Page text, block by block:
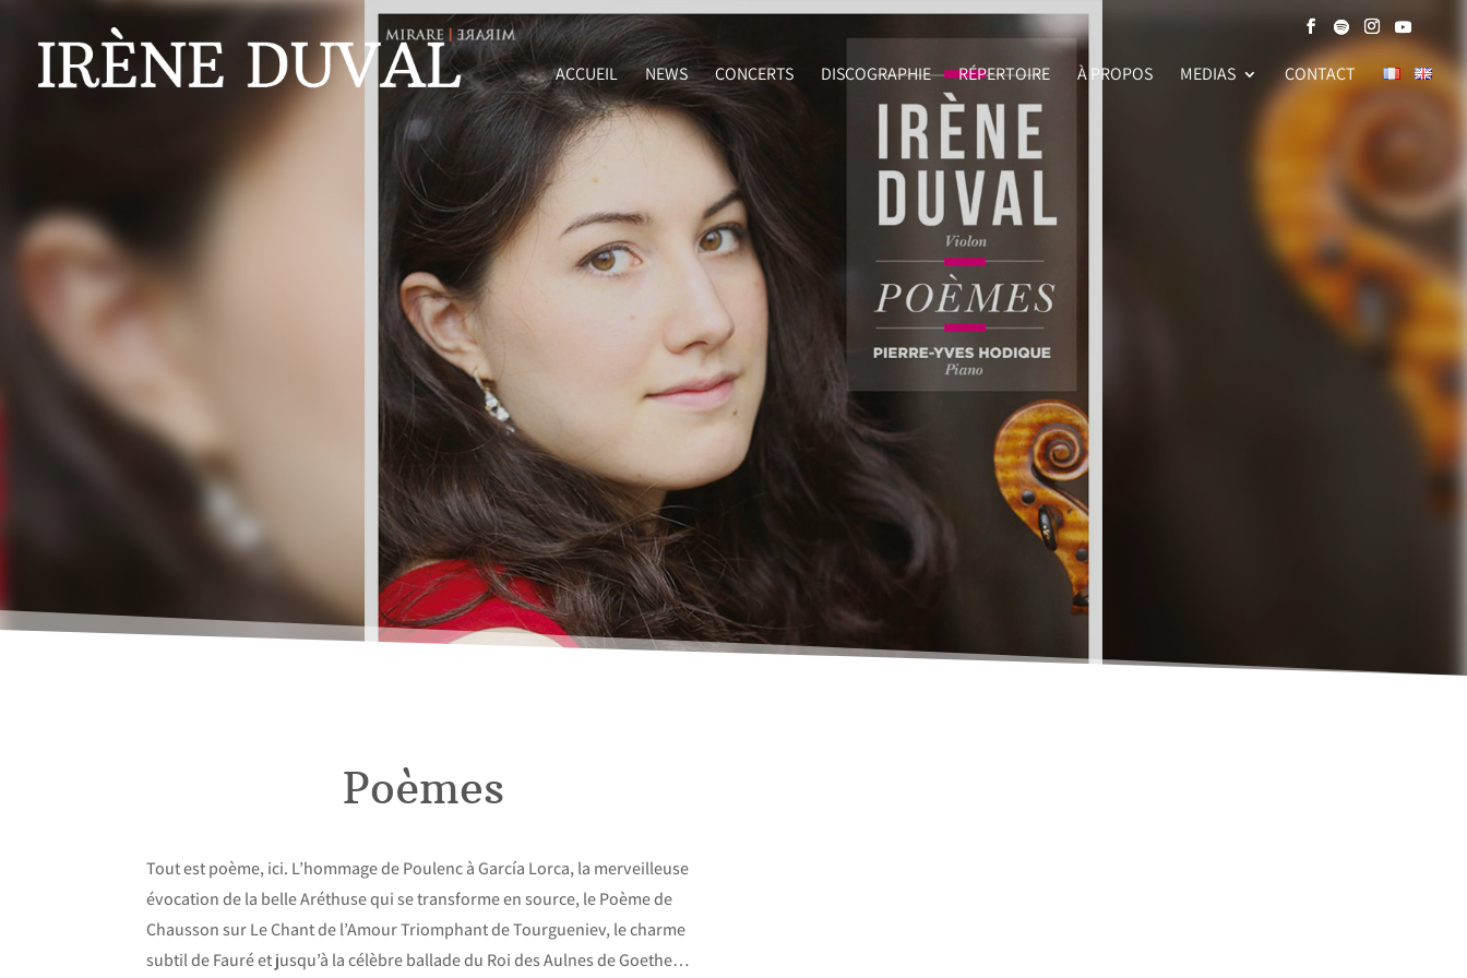
ACCUEIL NEWS CONCERTS DISCOGRAPHIE RÉPERTOIRE À PROPOS MEDIAS CONTACT
Poèmes
Tout est poème, ici. L’hommage de Poulenc à García Lorca, la merveilleuse
évocation de la belle Aréthuse qui se transforme en source, le Poème de
Chausson sur Le Chant de l’Amour Triomphant de Tourgueniev, le charme
subtil de Fauré et jusqu’à la célèbre ballade du Roi des Aulnes de Goethe…